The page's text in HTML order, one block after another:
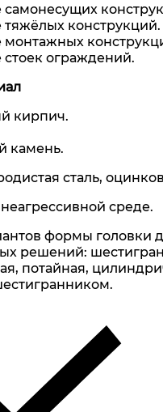
конструкций.
монтажных
ограждений.
кирпич.
камень.
сталь,
среде.
формы головки
решений:
потайная,